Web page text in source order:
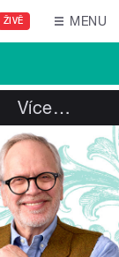
ŽIVĚ MENU
Více…